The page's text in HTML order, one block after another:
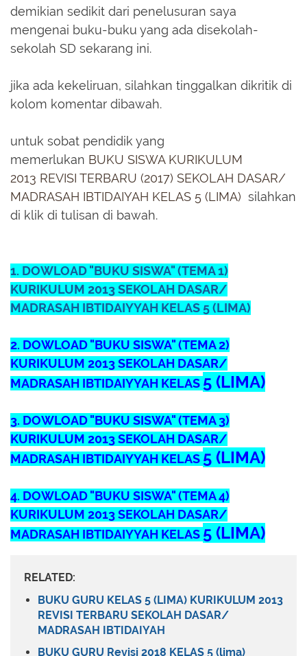
demikian sedikit dari penelusuran saya
mengenai buku-buku yang ada disekolah-
sekolah SD sekarang ini.
jika ada kekeliruan, silahkan tinggalkan dikritik di
kolom komentar dibawah.
untuk sobat pendidik yang
memerlukan BUKU SISWA KURIKULUM
2013 REVISI TERBARU (2017) SEKOLAH DASAR/
MADRASAH IBTIDAIYAH KELAS 5 (LIMA) silahkan
di klik di tulisan di bawah.
1. DOWLOAD "BUKU SISWA" (TEMA 1)
KURIKULUM 2013 SEKOLAH DASAR/
MADRASAH IBTIDAIYYAH KELAS 5 (LIMA)
2. DOWLOAD "BUKU SISWA" (TEMA 2)
KURIKULUM 2013 SEKOLAH DASAR/
MADRASAH IBTIDAIYYAH KELAS 5 (LIMA)
3. DOWLOAD "BUKU SISWA" (TEMA 3)
KURIKULUM 2013 SEKOLAH DASAR/
MADRASAH IBTIDAIYYAH KELAS 5 (LIMA)
4. DOWLOAD "BUKU SISWA" (TEMA 4)
KURIKULUM 2013 SEKOLAH DASAR/
MADRASAH IBTIDAIYYAH KELAS 5 (LIMA)
RELATED:
BUKU GURU KELAS 5 (LIMA) KURIKULUM 2013
REVISI TERBARU SEKOLAH DASAR/
MADRASAH IBTIDAIYAH
BUKU GURU Revisi 2018 KELAS 5 (lima)